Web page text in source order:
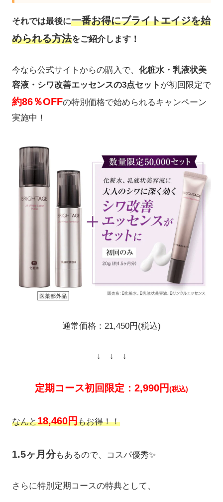
それでは最後に一番お得にブライトエイジを始
められる方法をご紹介します！
今なら公式サイトからの購入で、 化粧水・乳液状美
容液・シワ改善エッセンスの3点セット が初回限定で
約86％OFFの特別価格で始められるキャンペーン
実施中！
通常価格：21,450円(税込)
↓ ↓ ↓
定期コース初回限定：2,990円(税込)
なんと18,460円もお得！！
1.5ヶ月分もあるので、コスパ優秀✨
さらに特別定期コースの特典として、